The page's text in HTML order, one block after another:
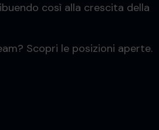
così alla crescita della
Scopri le posizioni aperte.